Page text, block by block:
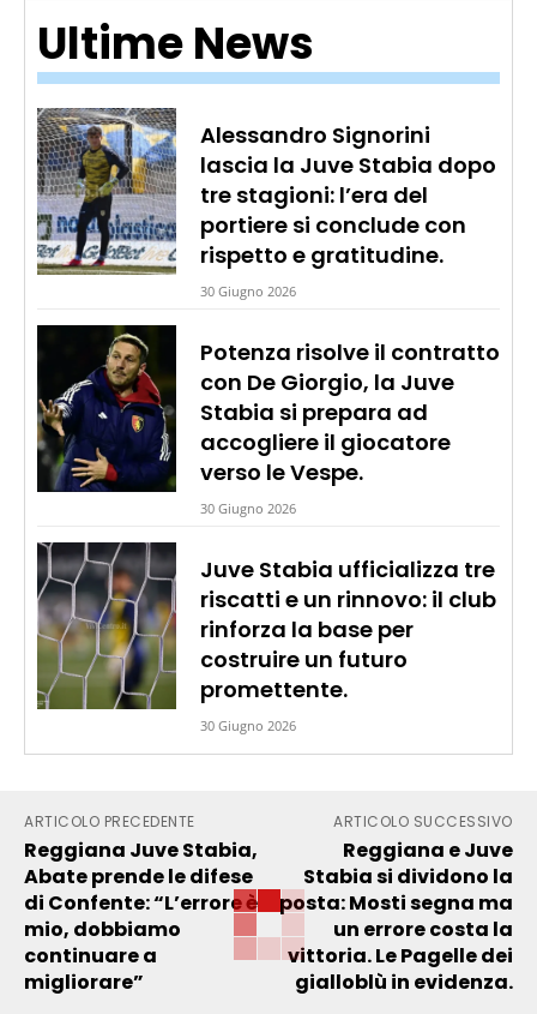
Ultime News
Alessandro Signorini
lascia la Juve Stabia dopo
tre stagioni: l’era del
portiere si conclude con
rispetto e gratitudine.
30 Giugno 2026
Potenza risolve il contratto
con De Giorgio, la Juve
Stabia si prepara ad
accogliere il giocatore
verso le Vespe.
30 Giugno 2026
Juve Stabia ufficializza tre
riscatti e un rinnovo: il club
rinforza la base per
costruire un futuro
promettente.
30 Giugno 2026
ARTICOLO PRECEDENTE
Reggiana Juve Stabia,
Abate prende le difese
di Confente: “L’errore è
mio, dobbiamo
continuare a
migliorare”
ARTICOLO SUCCESSIVO
Reggiana e Juve
Stabia si dividono la
posta: Mosti segna ma
un errore costa la
vittoria. Le Pagelle dei
gialloblù in evidenza.